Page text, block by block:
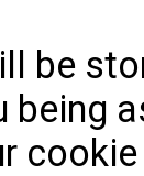
be
being